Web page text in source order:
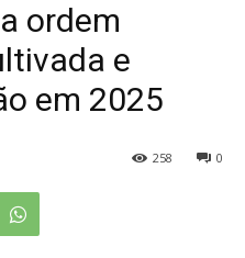
ordem
e
em 2025
0
258